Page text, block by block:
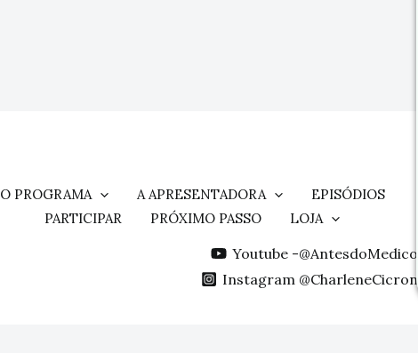
O PROGRAMA A APRESENTADORA
EPISÓDIOS
PARTICIPAR
PRÓXIMO PASSO LOJA
Youtube -@AntesdoMedico
Instagram @CharleneCicron